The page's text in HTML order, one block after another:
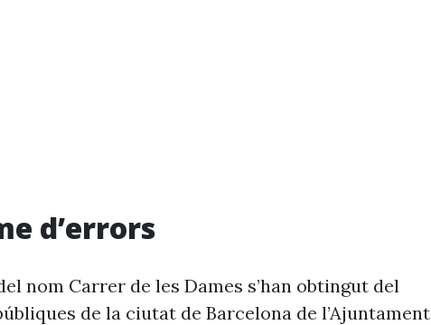
d’errors
nom Carrer de les Dames s’han obtingut del
de la ciutat de Barcelona de l’Ajuntament